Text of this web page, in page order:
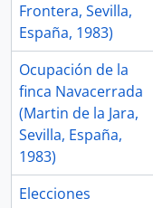
Frontera, Sevilla,
España, 1983)
Ocupación de la
finca Navacerrada
(Martin de la Jara,
Sevilla, España,
1983)
Elecciones